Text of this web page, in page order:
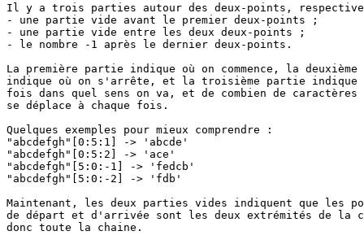
Il y a trois parties autour des deux-points,
- une partie vide avant le premier deux-points ;
- une partie vide entre les deux deux-points ;
- le nombre -1 après le dernier deux-points.
La première partie indique où on commence, la
indique où on s'arrête, et la troisième partie indique
fois dans quel sens on va, et de combien de caractères
se déplace à chaque fois.
Quelques exemples pour mieux comprendre :
"abcdefgh"[0:5:1] -> 'abcde'
"abcdefgh"[0:5:2] -> 'ace'
"abcdefgh"[5:0:-1] -> 'fedcb'
"abcdefgh"[5:0:-2] -> 'fdb'
Maintenant, les deux parties vides indiquent que les
de départ et d'arrivée sont les deux extrémités de la
donc toute la chaine.